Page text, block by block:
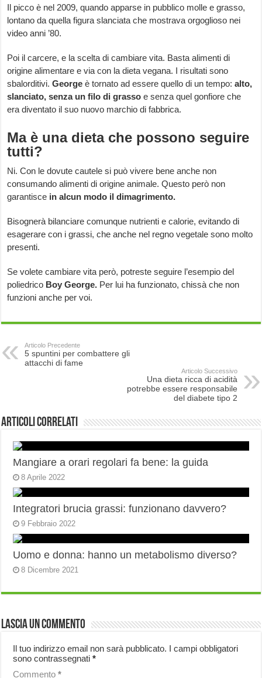
Il picco è nel 2009, quando apparse in pubblico molle e grasso,
lontano da quella figura slanciata che mostrava orgoglioso nei
video anni ’80.
Poi il carcere, e la scelta di cambiare vita. Basta alimenti di
origine alimentare e via con la dieta vegana. I risultati sono
sbalorditivi.Georgeè tornato ad essere quello di un tempo:alto,
slanciato, senza un filo di grassoe senza quel gonfiore che
era diventato il suo nuovo marchio di fabbrica.
Ma è una dieta che possono seguire
tutti?
Ni. Con le dovute cautele si può vivere bene anche non
consumando alimenti di origine animale. Questo però non
garantisce in alcun modo il dimagrimento.
Bisognerà bilanciare comunque nutrienti e calorie, evitando di
esagerare con i grassi, che anche nel regno vegetale sono molto
presenti.
Se volete cambiare vita però, potreste seguire l’esempio del
poliedrico Boy George. Per lui ha funzionato, chissà che non
funzioni anche per voi.
Articolo Precedente
5 spuntini per combattere gli
attacchi di fame
Articolo Successivo
Una dieta ricca di acidità
potrebbe essere responsabile
del diabete tipo 2
Articoli correlati
Mangiare a orari regolari fa bene: la guida
8 Aprile 2022
Integratori brucia grassi: funzionano davvero?
9 Febbraio 2022
Uomo e donna: hanno un metabolismo diverso?
8 Dicembre 2021
Lascia un commento
Il tuo indirizzo email non sarà pubblicato. I campi obbligatori
sono contrassegnati*
Commento*